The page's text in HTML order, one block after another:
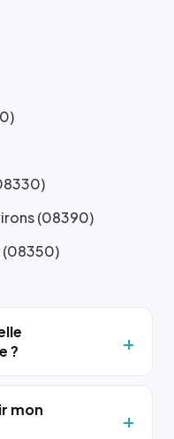
(08390)
(08350)
?
mon